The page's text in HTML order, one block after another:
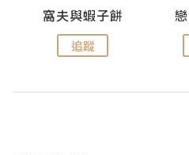
窩夫與蝦子餅
追蹤